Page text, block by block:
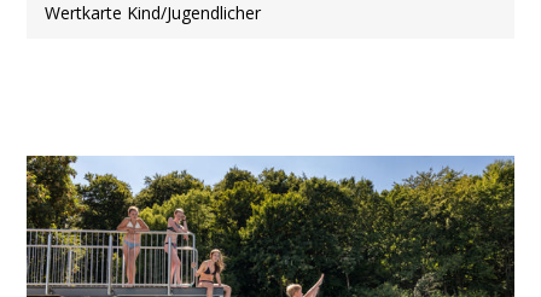
Wertkarte Kind/Jugendlicher